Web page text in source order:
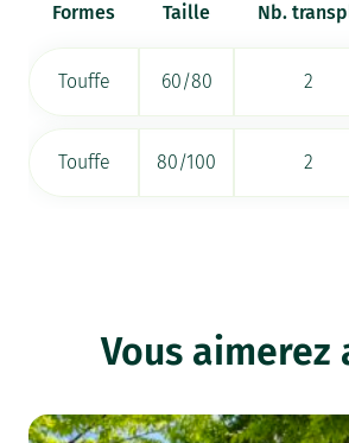
Formes Taille Nb.
Touffe 60/80 2
Touffe 80/100 2
Vous aimerez